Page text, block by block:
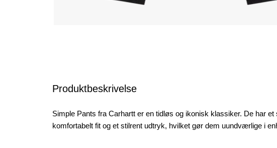
Produktbeskrivelse
Simple Pants fra Carhartt er en tidløs og ikonisk klassiker. De har et
komfortabelt fit og et stilrent udtryk, hvilket gør dem uundværlige i